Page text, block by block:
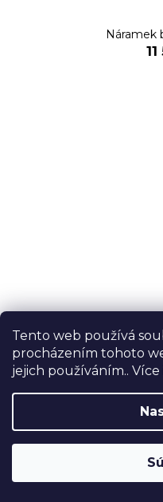
Tento web používá
procházením tohoto
jejich používáním..
Náramek